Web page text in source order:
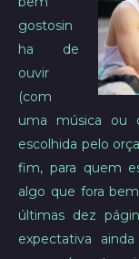
gostosin
ha de
ouvir
(com
uma música ou
escolhida pelo
fim, para quem
algo que fora
últimas dez
expectativa